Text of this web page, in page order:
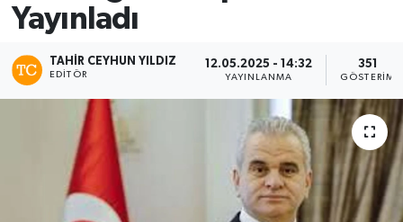
Yayınladı
TAHIR CEYHUN YILDIZ
EDITÖR
12.05.2025 - 14:32
YAYINLANMA
351
GÖSTERIM
Teknoloji
Son Dakika Haberleri
Haber Arşivi